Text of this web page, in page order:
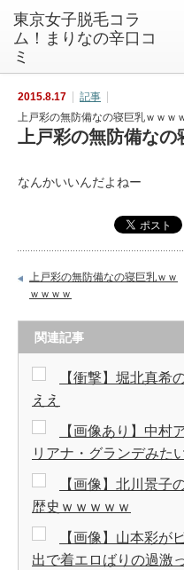
東京女子脱毛コラ
ム！まりなの辛口コ
ミ
2015.8.17
記事
上戸彩の無防備なの寝巨乳ｗｗｗ
上戸彩の無防備なの
なんかいいんだよねー
上戸彩の無防備なの寝巨乳ｗｗ
ｗｗｗｗ
関連記事
【衝撃】堀北真希
ええ
【画像あり】中村
リアナ・グランデみた
【画像】北川景子
歴史ｗｗｗｗｗ
【画像】山本彩が
出で着エロばりの過激